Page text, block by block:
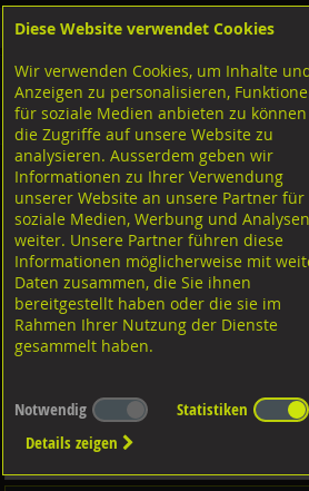
Shop Schrauben Zylinderschrauben
M-
Diverse Ausführungen M-Gewinde / Zylinderkopf
Torx Innensechsrund
mit niedrigem Kopf
A4 rostfrei
Fensterbau-Zylinder-Montageschraube TX,
7,5x132
Diese Website verwendet Cookies
Wir verwenden Cookies, um Inhalte
Anzeigen zu personalisieren,
für soziale Medien anbieten zu
die Zugriffe auf unsere Website zu
analysieren. Ausserdem geben wir
Informationen zu Ihrer Verwendung
unserer Website an unsere Partner für
soziale Medien, Werbung und Analysen
weiter. Unsere Partner führen diese
Informationen möglicherweise mit
Daten zusammen, die Sie ihnen
bereitgestellt haben oder die sie im
Rahmen Ihrer Nutzung der Dienste
gesammelt haben.
Notwendig Statistiken
Details zeigen